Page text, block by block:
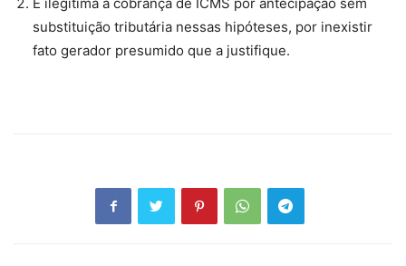
substituição tributária nessas hipóteses, por inexistir
fato gerador presumido que a justifique.